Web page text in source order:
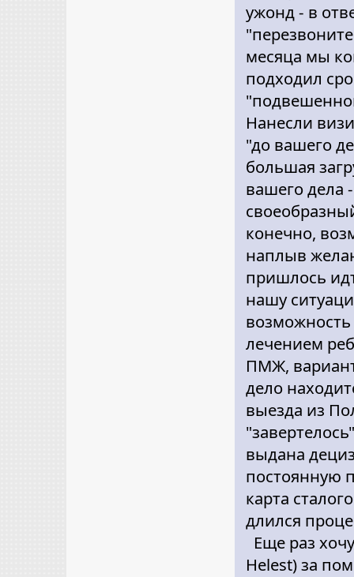
ужонд - в
месяца мы
подходил
Нанесли
"до вашего
большая
вашего дела
конечно,
наплыв
пришлось
нашу
лечением
ПМЖ,
дело
выезда из
выдана
постоянную
карта
длился
Еще раз
Helest) за